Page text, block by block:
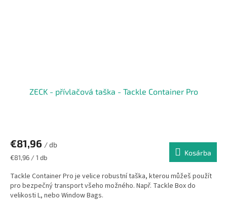
ZECK - přívlačová taška - Tackle Container Pro
€81,96 / db
Egységár:
€81,96 / 1 db
Kosárba
Tackle Container Pro je velice robustní taška, kterou můžeš použít
pro bezpečný transport všeho možného. Např. Tackle Box do
velikosti L, nebo Window Bags.